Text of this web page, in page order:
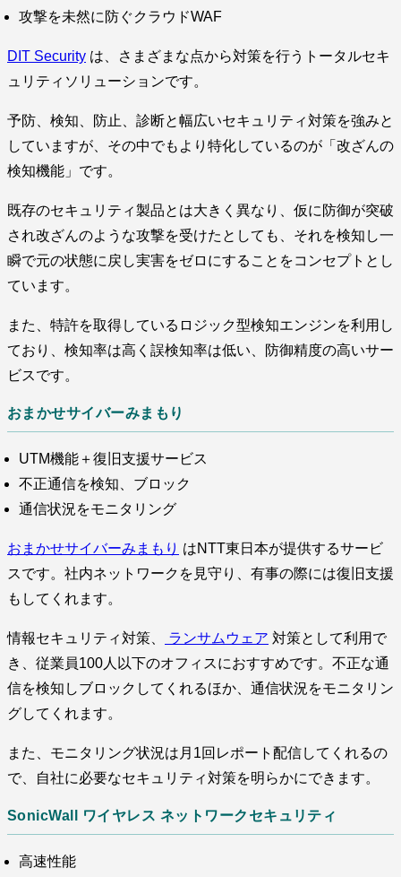
攻撃を未然に防ぐクラウドWAF
DIT Security は、さまざまな点から対策を行うトータルセキ
ュリティソリューションです。
予防、検知、防止、診断と幅広いセキュリティ対策を強みと
していますが、その中でもより特化しているのが「改ざんの
検知機能」です。
既存のセキュリティ製品とは大きく異なり、仮に防御が突破
され改ざんのような攻撃を受けたとしても、それを検知し一
瞬で元の状態に戻し実害をゼロにすることをコンセプトとし
ています。
また、特許を取得しているロジック型検知エンジンを利用し
ており、検知率は高く誤検知率は低い、防御精度の高いサー
ビスです。
おまかせサイバーみまもり
UTM機能＋復旧支援サービス
不正通信を検知、ブロック
通信状況をモニタリング
おまかせサイバーみまもり はNTT東日本が提供するサービ
スです。社内ネットワークを見守り、有事の際には復旧支援
もしてくれます。
情報セキュリティ対策、 ランサムウェア 対策として利用で
き、従業員100人以下のオフィスにおすすめです。不正な通
信を検知しブロックしてくれるほか、通信状況をモニタリン
グしてくれます。
また、モニタリング状況は月1回レポート配信してくれるの
で、自社に必要なセキュリティ対策を明らかにできます。
SonicWall ワイヤレス ネットワークセキュリティ
高速性能